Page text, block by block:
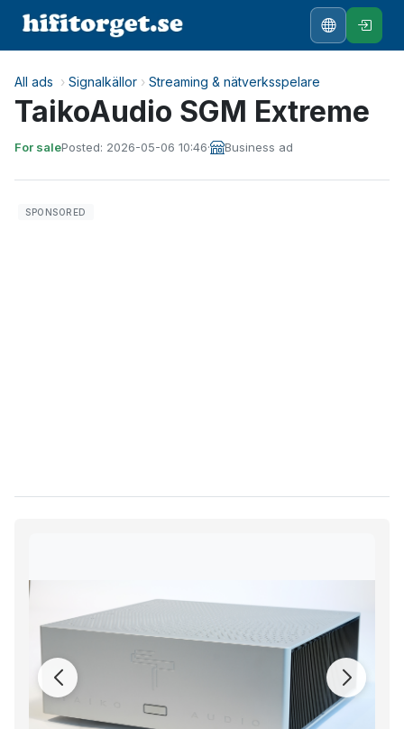
All ads › Signalkällor › Streaming & nätverksspelare
TaikoAudio SGM Extreme
For salePosted: 2026-05-06 10:46· Business ad